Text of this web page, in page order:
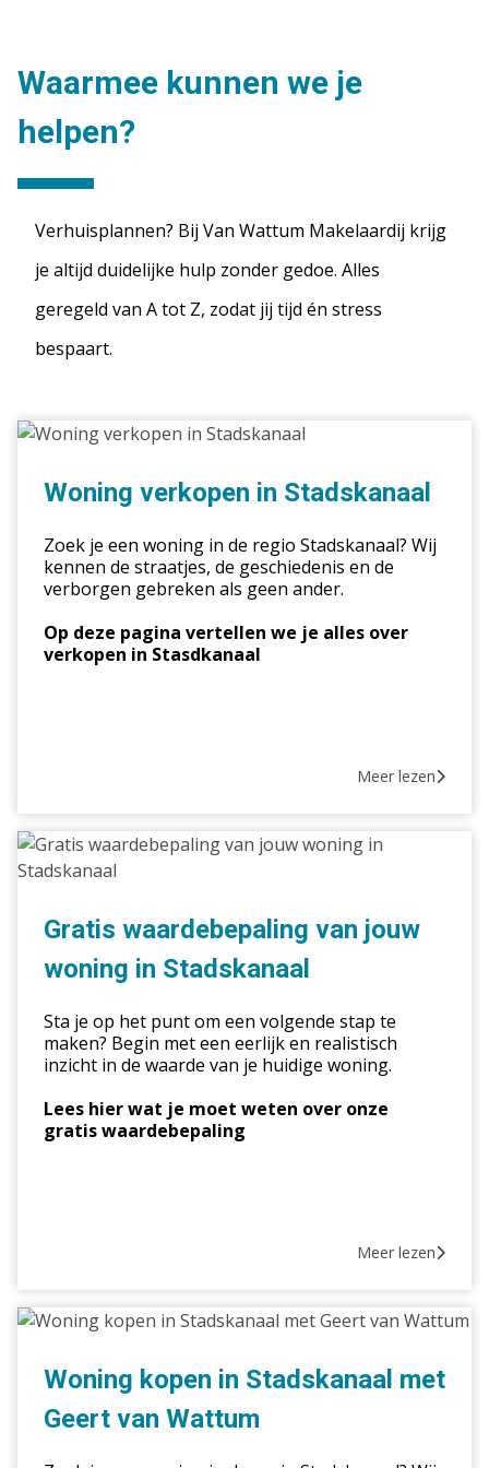
Waarmee kunnen we je
helpen?
Verhuisplannen? Bij Van Wattum Makelaardij krijg
je altijd duidelijke hulp zonder gedoe. Alles
geregeld van A tot Z, zodat jij tijd én stress
bespaart.
Woning
Woning verkopen in Stadskanaal
Zoek je een woning in de regio Stadskanaal? Wij
kennen de straatjes, de geschiedenis en de
verborgen gebreken als geen ander.
Op deze pagina vertellen we je alles over
verkopen in Stasdkanaal
Meer lezen
Gratis
waardebepaling
jouwGratis waardebepaling van jouw
woning in Stadskanaal
Sta je op het punt om een volgende stap te
maken? Begin met een eerlijk en realistisch
inzicht in de waarde van je huidige woning.
Lees hier wat je moet weten over onze
gratis waardebepaling
Meer lezen
Woning
met
Woning kopen in Stadskanaal met
Geert van Wattum